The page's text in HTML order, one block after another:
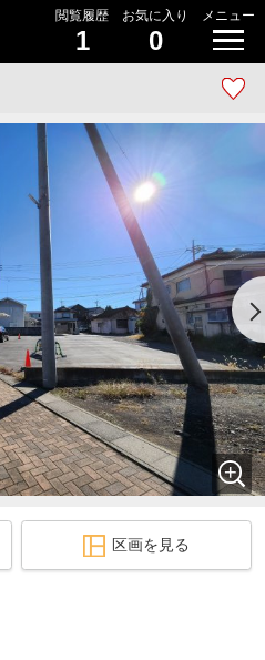
閲覧履歴
1
お気に入り
0
メニュー
区画を見る